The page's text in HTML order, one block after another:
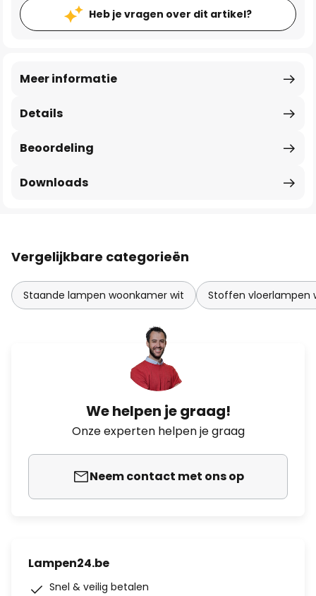
Heb je vragen over dit artikel?
Details
Meer informatie
Beoordeling
Downloads
Vergelijkbare categorieën
Staande lampen woonkamer wit Stoffen vloerlampen
We helpen je graag!
Onze experten helpen je graag
Neem contact met ons op
Lampen24.be
Snel & veilig betalen